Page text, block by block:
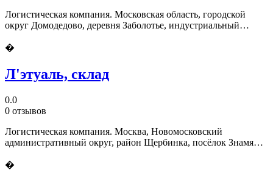
Логистическая компания. Московская область, городской
округ Домодедово, деревня Заболотье, индустриальный
�
Л'этуаль, склад
0.0
0 отзывов
Логистическая компания. Москва, Новомосковский
административный округ, район Щербинка, посёлок Знамя
�